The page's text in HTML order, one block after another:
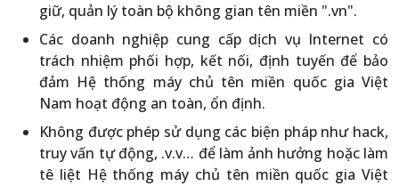
giữ, quản lý toàn bộ không gian tên miền ".vn".
Các doanh nghiệp cung cấp dịch vụ Internet có
trách nhiệm phối hợp, kết nối, định tuyến để bảo
đảm Hệ thống máy chủ tên miền quốc gia Việt
Nam hoạt động an toàn, ổn định.
Không được phép sử dụng các biện pháp như hack,
truy vấn tự động, .v.v… để làm ảnh hưởng hoặc làm
tê liệt Hệ thống máy chủ tên miền quốc gia Việt